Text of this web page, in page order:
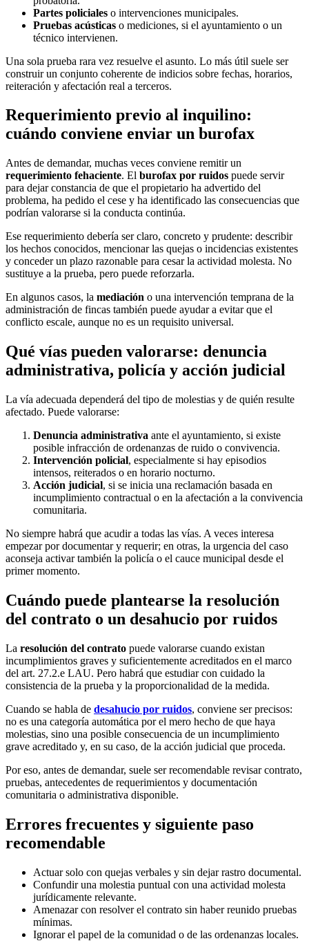
Partes policiales o intervenciones municipales.
Pruebas acústicas o mediciones, si el ayuntamiento o un
técnico intervienen.
Una sola prueba rara vez resuelve el asunto. Lo más útil suele ser
construir un conjunto coherente de indicios sobre fechas, horarios,
reiteración y afectación real a terceros.
Requerimiento previo al inquilino:
cuándo conviene enviar un burofax
Antes de demandar, muchas veces conviene remitir un
requerimiento fehaciente. El burofax por ruidos puede servir
para dejar constancia de que el propietario ha advertido del
problema, ha pedido el cese y ha identificado las consecuencias que
podrían valorarse si la conducta continúa.
Ese requerimiento debería ser claro, concreto y prudente: describir
los hechos conocidos, mencionar las quejas o incidencias existentes
y conceder un plazo razonable para cesar la actividad molesta. No
sustituye a la prueba, pero puede reforzarla.
En algunos casos, la mediación o una intervención temprana de la
administración de fincas también puede ayudar a evitar que el
conflicto escale, aunque no es un requisito universal.
Qué vías pueden valorarse: denuncia
administrativa, policía y acción judicial
La vía adecuada dependerá del tipo de molestias y de quién resulte
afectado. Puede valorarse:
Denuncia administrativa ante el ayuntamiento, si existe
posible infracción de ordenanzas de ruido o convivencia.
Intervención policial, especialmente si hay episodios
intensos, reiterados o en horario nocturno.
Acción judicial, si se inicia una reclamación basada en
incumplimiento contractual o en la afectación a la convivencia
comunitaria.
No siempre habrá que acudir a todas las vías. A veces interesa
empezar por documentar y requerir; en otras, la urgencia del caso
aconseja activar también la policía o el cauce municipal desde el
primer momento.
Cuándo puede plantearse la resolución
del contrato o un desahucio por ruidos
La resolución del contrato puede valorarse cuando existan
incumplimientos graves y suficientemente acreditados en el marco
del art. 27.2.e LAU. Pero habrá que estudiar con cuidado la
consistencia de la prueba y la proporcionalidad de la medida.
Cuando se habla de desahucio por ruidos, conviene ser precisos:
no es una categoría automática por el mero hecho de que haya
molestias, sino una posible consecuencia de un incumplimiento
grave acreditado y, en su caso, de la acción judicial que proceda.
Por eso, antes de demandar, suele ser recomendable revisar contrato,
pruebas, antecedentes de requerimientos y documentación
comunitaria o administrativa disponible.
Errores frecuentes y siguiente paso
recomendable
Actuar solo con quejas verbales y sin dejar rastro documental.
Confundir una molestia puntual con una actividad molesta
jurídicamente relevante.
Amenazar con resolver el contrato sin haber reunido pruebas
mínimas.
Ignorar el papel de la comunidad o de las ordenanzas locales.